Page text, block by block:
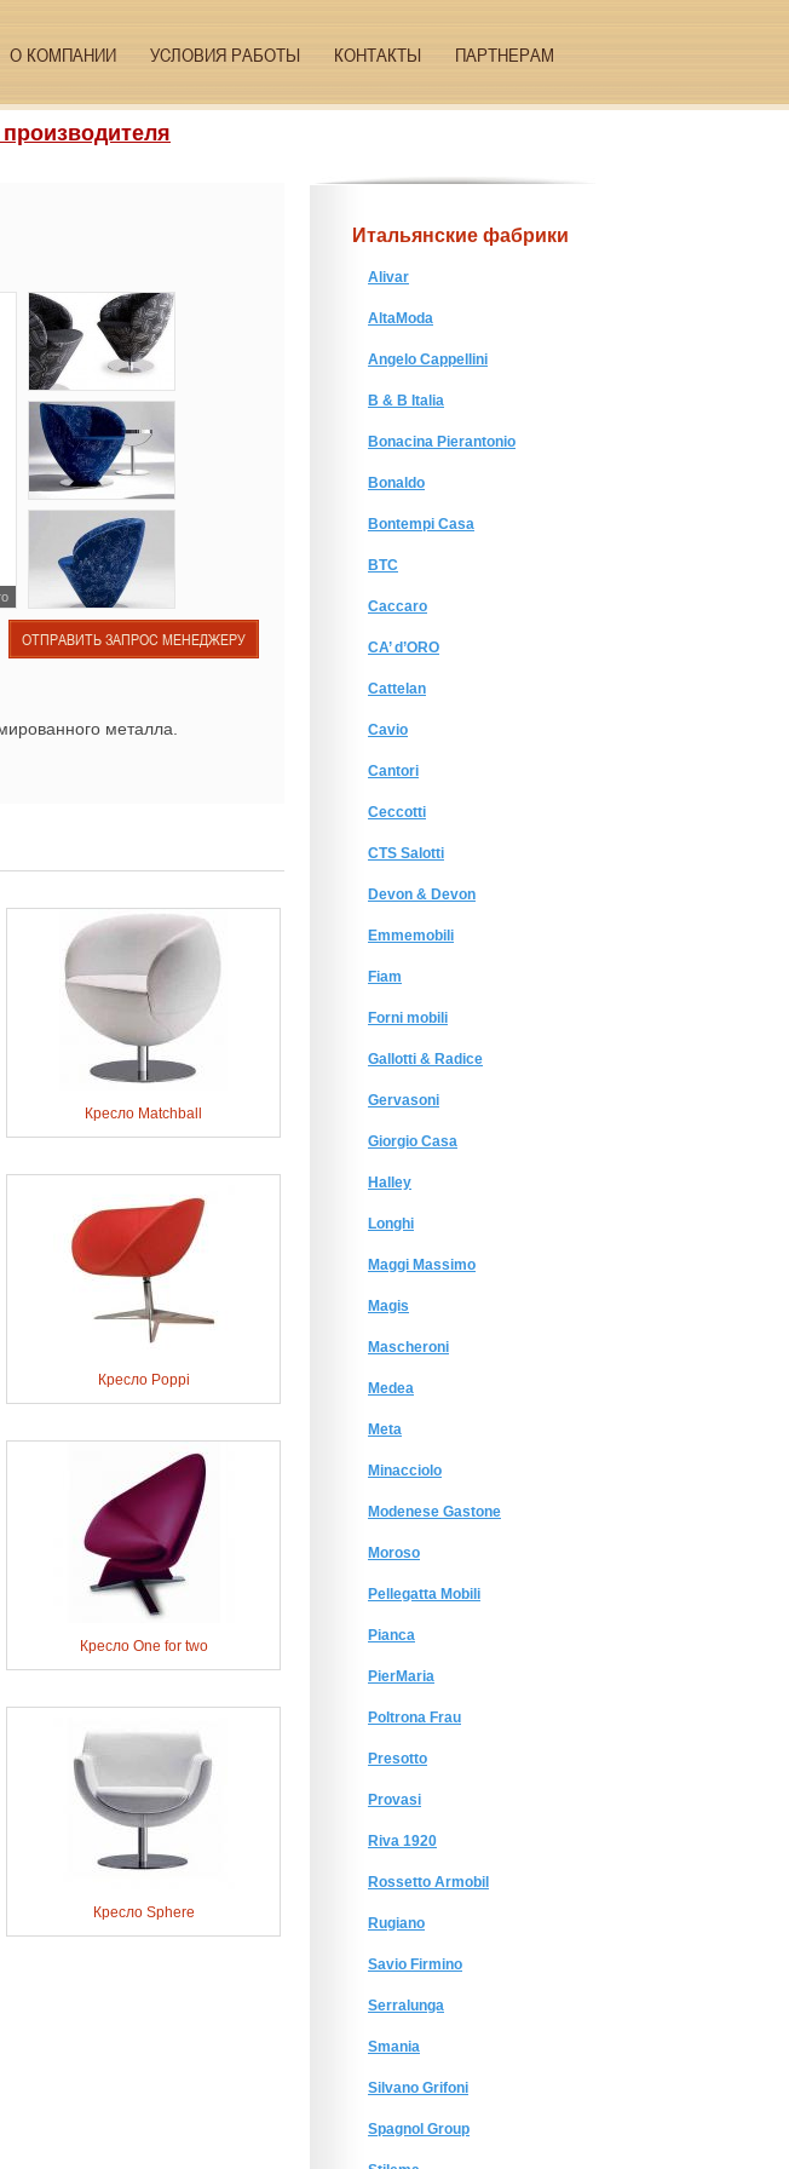
О КОМПАНИИ УСЛОВИЯ РАБОТЫ КОНТАКТЫ ПАРТНЕРАМ
ОТПРАВИТЬ ЗАПРОС МЕНЕДЖЕРУ
металла.
Кресло Matchball
Кресло Poppi
Кресло One for two
Кресло Sphere
Итальянские фабрики
Alivar
AltaModa
Angelo Cappellini
B & B Italia
Bonacina Pierantonio
Bonaldo
Bontempi Casa
BTC
Caccaro
CA’ d’ORO
Cattelan
Cavio
Cantori
Ceccotti
CTS Salotti
Devon & Devon
Emmemobili
Fiam
Forni mobili
Gallotti & Radice
Gervasoni
Giorgio Сasa
Halley
Longhi
Maggi Massimo
Magis
Mascheroni
Medea
Meta
Minacciolo
Modenese Gastone
Moroso
Pellegatta Mobili
Pianca
PierMaria
Poltrona Frau
Presotto
Provasi
Riva 1920
Rossetto Armobil
Rugiano
Savio Firmino
Serralunga
Smania
Silvano Grifoni
Spagnol Group